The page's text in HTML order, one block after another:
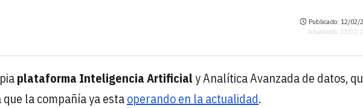
Publicado: 12/02/
Actualizado: 12/02/
plataforma Inteligencia Artificialy Analítica Avanzada de datos,
la compañía ya estaoperando en la actualidad.